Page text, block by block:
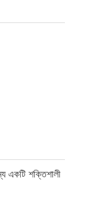
একটি শক্তিশালী